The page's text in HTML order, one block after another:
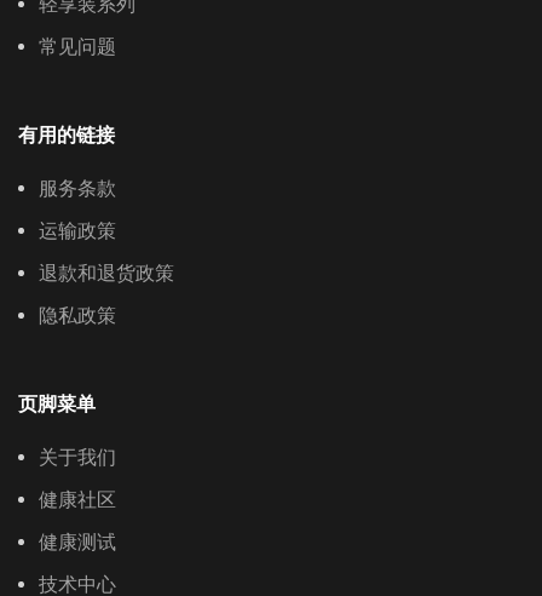
常见问题
有用的链接
服务条款
运输政策
退款和退货政策
隐私政策
页脚菜单
关于我们
健康社区
健康测试
技术中心